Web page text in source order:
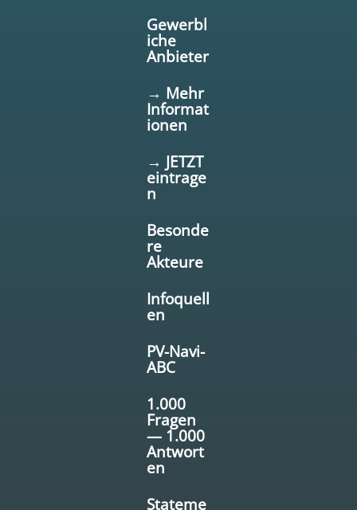
Gewerbl
iche
Anbieter
→ Mehr
Informat
ionen
→ JETZT
eintrage
n
Besonde
re
Akteure
Infoquell
en
PV-Navi-
ABC
1.000
Fragen
— 1.000
Antwort
en
Stateme